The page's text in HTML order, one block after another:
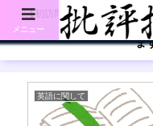
【初訪問の方は、下記の「
「ま
英語に関して
メニュー